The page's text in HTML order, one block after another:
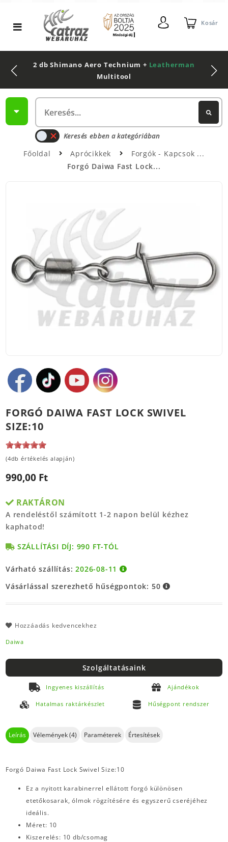
Kosár
2 db Shimano Aero Technium + Leatherman
Multitool
Keresés ebben a kategóriában
Főoldal Aprócikkek
Forgók - Kapcsok
Forgó Daiwa Fast Lock...
FORGÓ DAIWA FAST LOCK SWIVEL
SIZE:10
(4db értékelés alapján)
990,00 Ft
RAKTÁRON
A rendeléstől számított 1-2 napon belül kézhez
kaphatod!
SZÁLLÍTÁSI DÍJ: 990 FT-TÓL
Várható szállítás:2026-08-11
Vásárlással szerezhető hűségpontok: 50
Hozzáadás kedvencekhez
Daiwa
Szolgáltatásaink
Ingyenes kiszállítás Ajándékok
Hatalmas raktárkészlet Hűségpont rendszer
Leírás Vélemények (4) Paraméterek Értesítések
Forgó Daiwa Fast Lock Swivel Size:10
Ez a nyitott karabinerrel ellátott forgó különösen
etetőkosarak, ólmok rögzítésére és egyszerű cseréjéhez
ideális.
Méret: 10
Kiszerelés: 10 db/csomag